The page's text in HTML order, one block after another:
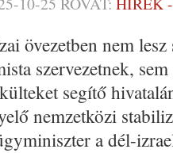
övezetben nem
szervezetnek,
segítő
nemzetközi
a dél-